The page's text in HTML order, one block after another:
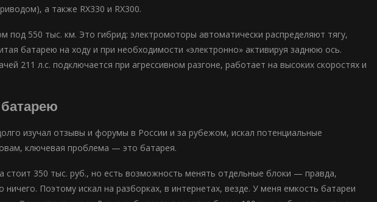
а также RX330 и RX300.
под 550 тыс. км. Это гибрид: электромоторы автоматически распределяют тягу,
батарею на ходу и при необходимости «электронно» активируя заднюю ось.
211 л.с. подключается при агрессивном разгоне, работает на высоких скоростях и
изучал отзывы и форумы в России и за рубежом, искал потенциальные
ключевая проблема — это батарея.
стоит 350 тыс. руб., но есть возможность менять отдельные блоки — правда,
Поэтому искал на разборках, в интернетах, везде. У меня емкость батареи